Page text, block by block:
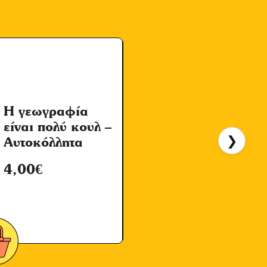
Η γεωγραφία
είναι πολύ κουλ –
Αυτοκόλλητα
4,00€
❯